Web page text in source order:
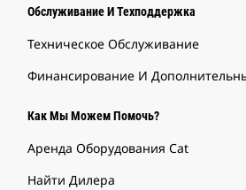
Обслуживание И Техподдержка
Техническое Обслуживание
Финансирование И
Как Мы Можем Помочь?
Аренда Оборудования Cat
Найти Дилера